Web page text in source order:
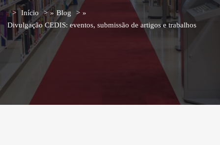
Início » Blog
»
Divulgação CEDIS: eventos, submissão de artigos e trabalhos